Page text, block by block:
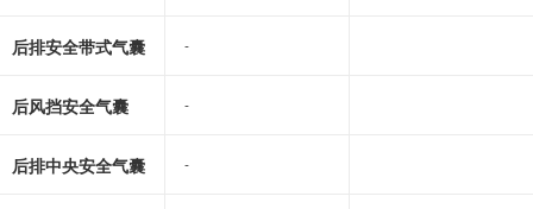
后排安全带式气囊 -
后风挡安全气囊 -
后排中央安全气囊 -
-
-
-